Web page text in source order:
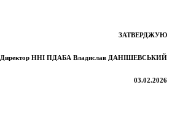
ЗАТВЕРДЖУЮ
Директор ННІ ПДАБА Владислав ДАНІШЕВСЬКИЙ
03.02.2026